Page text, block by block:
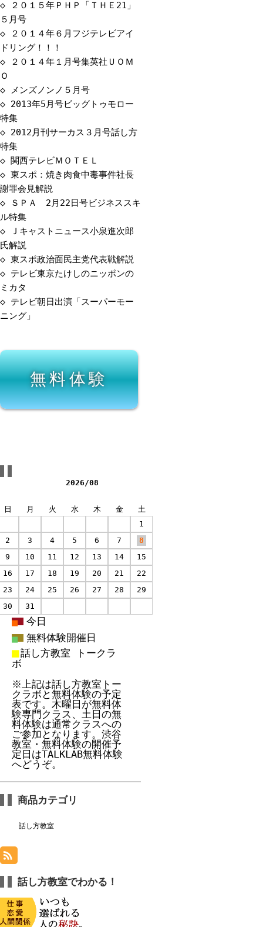
◇
２０１５年ＰＨＰ「ＴＨＥ21」
５月号
◇
２０１４年６月フジテレビアイ
ドリング！！！
◇
２０１４年１月号集英社ＵＯＭ
Ｏ
◇
メンズノンノ５月号
◇ 2013年5月号ビッグトゥモロー
特集
◇ 2012月刊サーカス３月号話し方
特集
◇ 関西テレビＭＯＴＥＬ
◇ 東スポ：焼き肉食中毒事件社長
謝罪会見解説
◇
ＳＰＡ 2月22日号ビジネススキ
ル特集
◇
Ｊキャストニュース小泉進次郎
氏解説
◇ 東スポ政治面民主党代表戦解説
◇ テレビ東京たけしのニッポンの
ミカタ
◇ テレビ朝日出演「スーパーモー
ニング」
無料体験
2026/08
日 月 火 水 木 金
土
1
2
3 4 5 6 7
8
9
10 11 12 13 14
15
16
17 18 19 20 21
22
23
24 25 26 27 28
29
30
31
■
今日
■
無料体験開催日
■話し方教室 トークラ
ボ
※上記は話し方教室トー
クラボと無料体験の予定
表です。木曜日が無料体
験専門クラス、土日の無
料体験は通常クラスへの
ご参加となります。渋谷
教室・無料体験の開催予
定日はTALKLAB無料体験
へどうぞ。
商品カテゴリ
話し方教室
話し方教室でわかる！